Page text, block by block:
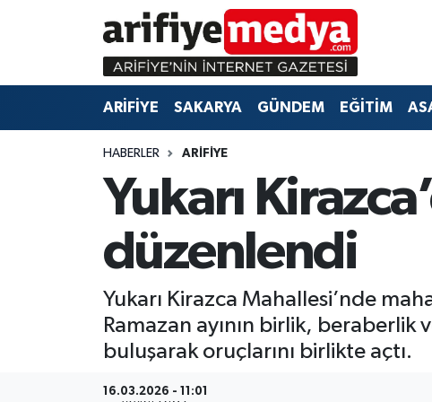
ARİFİYE SAKARYA GÜNDEM EĞİTİM
HABERLER ARİFİYE
Yukarı
düzenlendi
Yukarı Kirazca Mahallesi’nde
Ramazan ayının birlik,
buluşarak oruçlarını birlikte açtı.
16.03.2026 - 11:01
SAKARYA
GÜNDEM
EKONOMİ
GÜNDEM
EĞİTİM
Sakarya Hava Durumu
Sakarya Namaz Vakitleri
Sakarya Trafik Yoğunluk Haritası
Süper Lig Puan Durumu ve Fikstür
Tüm Manşetler
Son Dakika Haberleri
Haber Arşivi